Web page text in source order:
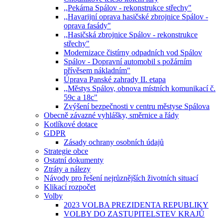
,,Pekárna Spálov - rekonstrukce střechy"
,,Havarijní oprava hasičské zbrojnice Spálov -
oprava fasády"
,,Hasičská zbrojnice Spálov - rekonstrukce
střechy"
Modernizace čistírny odpadních vod Spálov
Spálov - Dopravní automobil s požárním
přívěsem nákladním"
Úprava Panské zahrady II. etapa
,,Městys Spálov, obnova místních komunikací č.
59c a 18c"
Zvýšení bezpečnosti v centru městyse Spálova
Obecně závazné vyhlášky, směrnice a řády
Kotlíkové dotace
GDPR
Zásady ochrany osobních údajů
Strategie obce
Ostatní dokumenty
Ztráty a nálezy
Návody pro řešení nejrůznějších životních situací
Klikací rozpočet
Volby
2023 VOLBA PREZIDENTA REPUBLIKY
VOLBY DO ZASTUPITELSTEV KRAJŮ